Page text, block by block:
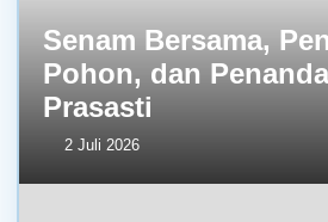
Senam Bersama,
Pohon, dan
Prasasti
2 Juli 2026